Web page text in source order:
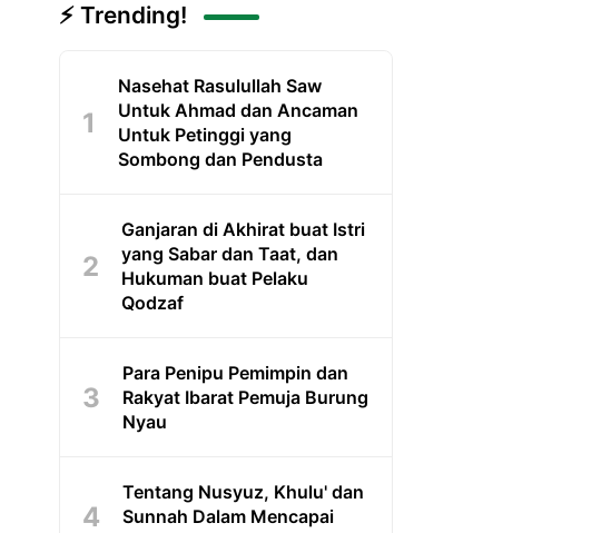
⚡ Trending!
Nasehat Rasulullah Saw
Untuk Ahmad dan Ancaman
Untuk Petinggi yang
Sombong dan Pendusta
Ganjaran di Akhirat buat Istri
yang Sabar dan Taat, dan
Hukuman buat Pelaku
Qodzaf
Para Penipu Pemimpin dan
Rakyat Ibarat Pemuja Burung
Nyau
Tentang Nusyuz, Khulu' dan
Sunnah Dalam Mencapai